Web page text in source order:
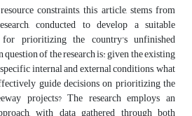
constraints, this article, stems from
conducted to develop a suitable
prioritizing the country's unfinished
of the research is: given the existing
internal and external conditions, what
guide decisions on prioritizing the
projects? The research employs an